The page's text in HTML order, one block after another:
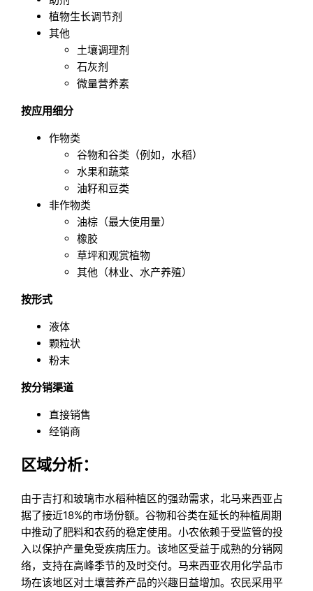
植物生长调节剂
其他
土壤调理剂
石灰剂
微量营养素
按应用细分
作物类
谷物和谷类（例如，水稻）
水果和蔬菜
油籽和豆类
非作物类
油棕（最大使用量）
橡胶
草坪和观赏植物
其他（林业、水产养殖）
按形式
液体
颗粒状
粉末
按分销渠道
直接销售
经销商
区域分析：
由于吉打和玻璃市水稻种植区的强劲需求，北马来西亚占
据了接近18%的市场份额。谷物和谷类在延长的种植周期
中推动了肥料和农药的稳定使用。小农依赖于受监管的投
入以保护产量免受疾病压力。该地区受益于成熟的分销网
络，支持在高峰季节的及时交付。马来西亚农用化学品市
场在该地区对土壤营养产品的兴趣日益增加。农民采用平